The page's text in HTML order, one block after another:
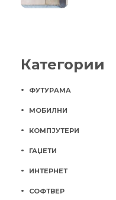
Категории
ФУТУРАМА
МОБИЛНИ
КОМПЈУТЕРИ
ГАЏЕТИ
ИНТЕРНЕТ
СОФТВЕР